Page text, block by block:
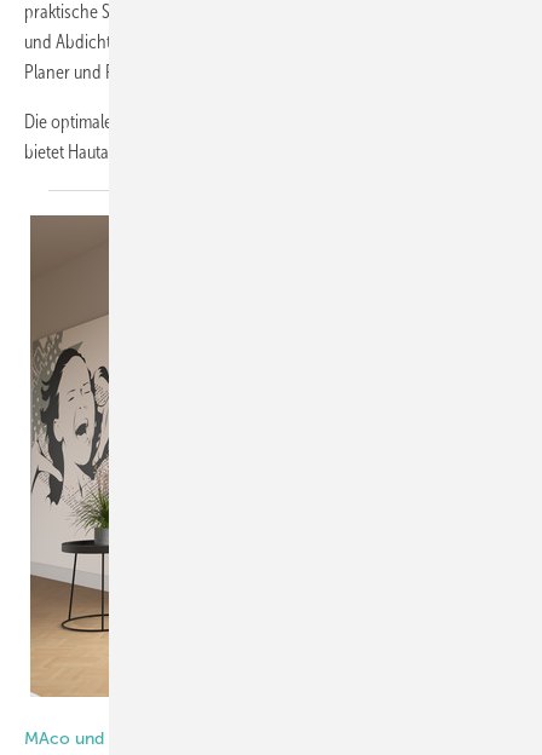
praktische Schritt-für-Schritt-Anleitung zur fachgerechten Montage
und Abdichtung von Hebe-Schiebe-Türen. Es wurde für Architekten,
Planer und Fachbetriebe erstellt.
Die optimale Abdichtung des Hebe-Schiebe-Systems aus Kunststoff
bietet Hautau mit
MAco und Hautau